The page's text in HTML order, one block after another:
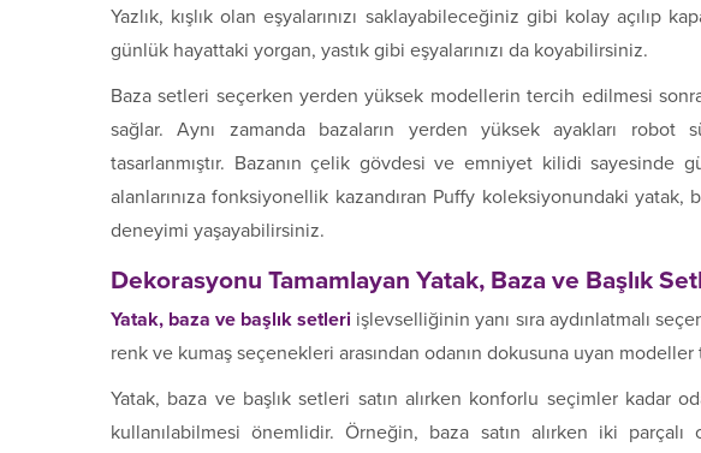
Yazlık, kışlık olan eşyalarınızı saklayabileceğiniz gibi kolay açılıp
günlük hayattaki yorgan, yastık gibi eşyalarınızı da koyabilirsiniz.
Baza setleri seçerken yerden yüksek modellerin tercih edilmesi
sağlar. Aynı zamanda bazaların yerden yüksek ayakları
tasarlanmıştır. Bazanın çelik gövdesi ve emniyet kilidi sayesinde
alanlarınıza fonksiyonellik kazandıran Puffy koleksiyonundaki
deneyimi yaşayabilirsiniz.
Dekorasyonu Tamamlayan Yatak, Baza ve Başlık
Yatak, baza ve başlık setleri işlevselliğinin yanı sıra aydınlatmalı
renk ve kumaş seçenekleri arasından odanın dokusuna uyan
Yatak, baza ve başlık setleri satın alırken konforlu seçimler kadar
kullanılabilmesi önemlidir. Örneğin, baza satın alırken iki